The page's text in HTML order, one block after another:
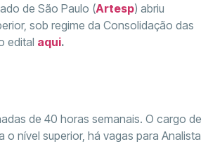
de São Paulo (Artesp) abriu
sob regime da Consolidação das
edital aqui.
de 40 horas semanais. O cargo de
nível superior, há vagas para Analista